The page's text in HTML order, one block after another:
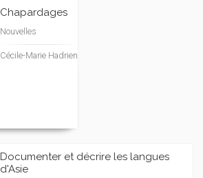
Chapardages
Nouvelles
Cécile-Marie Hadrien
Documenter et décrire les langues
d'Asie